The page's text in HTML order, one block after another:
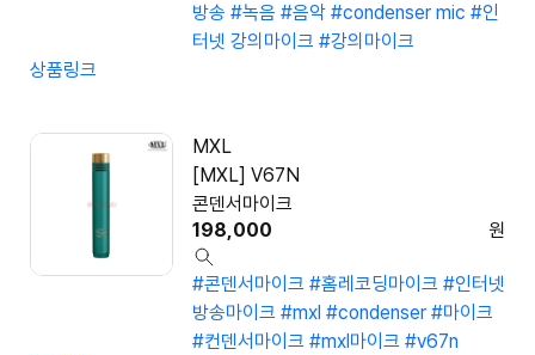
방송 #녹음 #음악 #condenser mic #인
터넷 강의마이크 #강의마이크
상품링크
MXL
[MXL] V67N
콘덴서마이크
198,000
원
#콘덴서마이크 #홈레코딩마이크 #인터넷
방송마이크 #mxl #condenser #마이크
#컨덴서마이크 #mxl마이크 #v67n